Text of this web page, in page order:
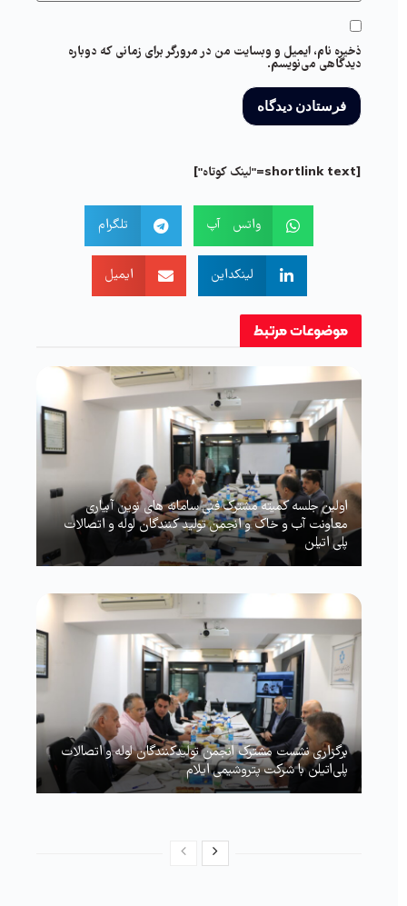
ذخیره نام، ایمیل و وبسایت من در مرورگر برای زمانی که دوباره
دیدگاهی می‌نویسم.
[shortlink text="لینک کوتاه"]
واتس آپ تلگرام
لینکداین ایمیل
موضوعاتمرتبط
اولین جلسه کمیته مشترک فنی سامانه های نوین آبیاری
معاونت آب و خاک و انجمن تولید کنندگان لوله و اتصالات
پلی اتیلن
برگزاری نشست مشترک انجمن تولیدکنندگان لوله و اتصالات
پلی‌اتیلن با شرکت پتروشیمی ایلام